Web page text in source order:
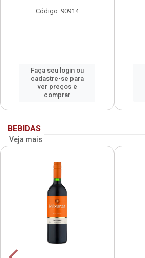
Código: 90914
Faça seu login ou
cadastre-se para
ver preços e
comprar
BEBIDAS
Veja mais